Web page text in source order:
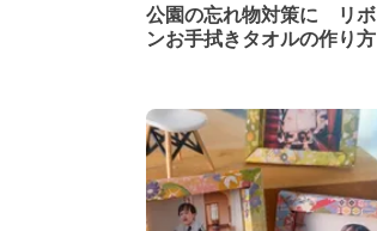
公園の忘れ物対策に リボ
ンお手拭きタオルの作り方